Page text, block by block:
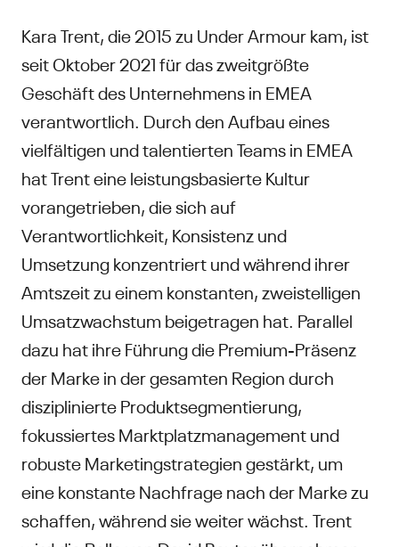
Kara Trent, die 2015 zu Under Armour kam, ist
seit Oktober 2021 für das zweitgrößte
Geschäft des Unternehmens in EMEA
verantwortlich. Durch den Aufbau eines
vielfältigen und talentierten Teams in EMEA
hat Trent eine leistungsbasierte Kultur
vorangetrieben, die sich auf
Verantwortlichkeit, Konsistenz und
Umsetzung konzentriert und während ihrer
Amtszeit zu einem konstanten, zweistelligen
Umsatzwachstum beigetragen hat. Parallel
dazu hat ihre Führung die Premium-Präsenz
der Marke in der gesamten Region durch
disziplinierte Produktsegmentierung,
fokussiertes Marktplatzmanagement und
robuste Marketingstrategien gestärkt, um
eine konstante Nachfrage nach der Marke zu
schaffen, während sie weiter wächst. Trent